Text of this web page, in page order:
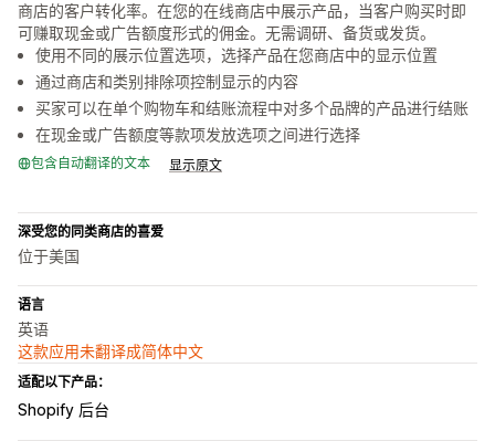
商店的客户转化率。在您的在线商店中展示产品，当客户购买时即
可赚取现金或广告额度形式的佣金。无需调研、备货或发货。
使用不同的展示位置选项，选择产品在您商店中的显示位置
通过商店和类别排除项控制显示的内容
买家可以在单个购物车和结账流程中对多个品牌的产品进行结账
在现金或广告额度等款项发放选项之间进行选择
包含自动翻译的文本 显示原文
深受您的同类商店的喜爱
位于美国
语言
英语
这款应用未翻译成简体中文
适配以下产品：
Shopify 后台